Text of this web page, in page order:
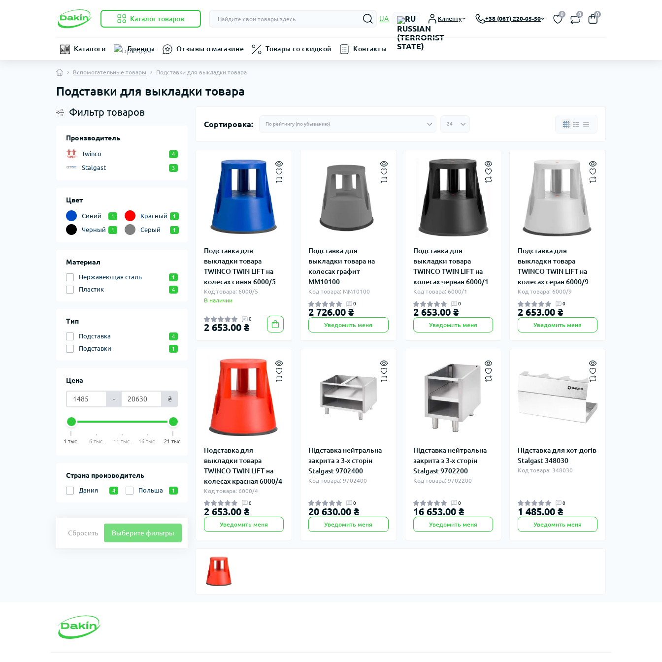
Каталог товаров UA RU Клиенту +38 (067) 220-05-50
0 0 0
Каталоги Бренды Отзывы о магазине Товары со скидкой Контакты
Вспомогательные товары Подставки для выкладки товара
Подставки для выкладки товара
Фильтр товаров
Производитель
Twinco 4
Stalgast 3
Цвет
Синий 1 Красный 1
Черный 1 Серый 1
Материал
Нержавеющая сталь 1
Пластик 4
Тип
Подставка 4
Подставки 1
Цена
- ₴
1 тыс. 6 тыс. 11 тыс. 16 тыс. 21 тыс.
Страна производитель
Дания 4 Польша 1
Сбросить Выберите фильтры
Сортировка:
Подставка для
выкладки товара
TWINCO TWIN LIFT на
колесах синяя 6000/5
Код товара: 6000/5
В наличии
0
2 653.00 ₴
Подставка для
выкладки товара на
колесах графит
ММ10100
Код товара: ММ10100
0
2 726.00 ₴
Уведомить меня
Подставка для
выкладки товара
TWINCO TWIN LIFT на
колесах черная 6000/1
Код товара: 6000/1
0
2 653.00 ₴
Уведомить меня
Подставка для
выкладки товара
TWINCO TWIN LIFT на
колесах серая 6000/9
Код товара: 6000/9
0
2 653.00 ₴
Уведомить меня
Подставка для
выкладки товара
TWINCO TWIN LIFT на
колесах красная 6000/4
Код товара: 6000/4
0
2 653.00 ₴
Уведомить меня
Підставка нейтральна
закрита з 3-х сторін
Stalgast 9702400
Код товара: 9702400
0
20 630.00 ₴
Уведомить меня
Підставка нейтральна
закрита з 3-х сторін
Stalgast 9702200
Код товара: 9702200
0
16 653.00 ₴
Уведомить меня
Підставка для хот-догів
Stalgast 348030
Код товара: 348030
0
1 485.00 ₴
Уведомить меня